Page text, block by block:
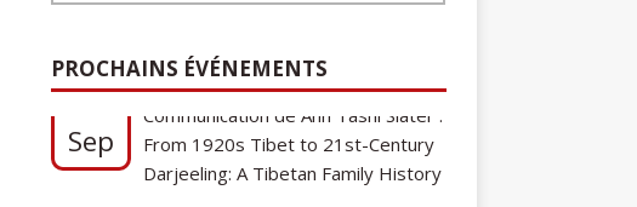
PROCHAINS ÉVÉNEMENTS
17
From 1920s Tibet to 21st-Century
Darjeeling: A Tibetan Family History
08
Cycle de conférences SFEMT
2026/2027 : Une note sur le